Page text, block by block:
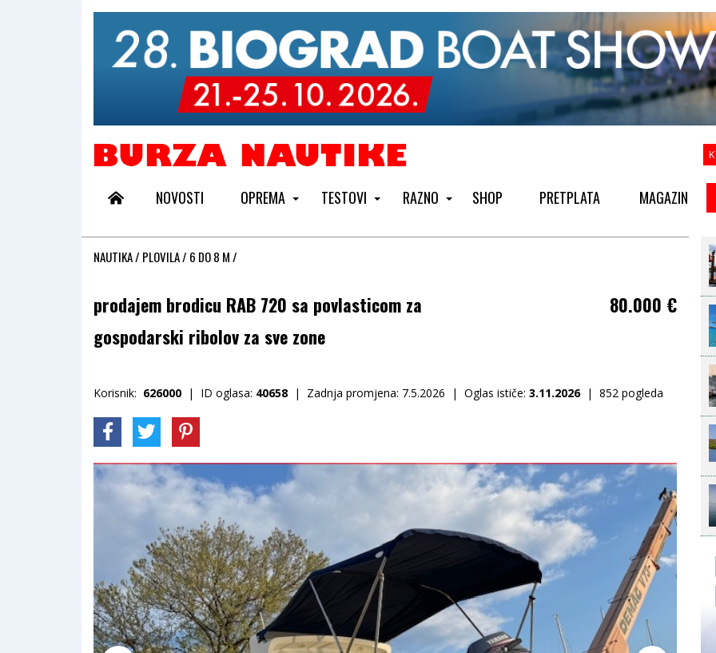
NOVOSTI OPREMA TESTOVI RAZNO SHOP PRETPLATA MAGAZIN
NAUTIKA/ PLOVILA/ 6 DO 8 M/
prodajem brodicu RAB 720 sa povlasticom za
gospodarski ribolov za sve zone
80.000 €
Korisnik: 626000 | ID oglasa: 40658 | Zadnja promjena: 7.5.2026 | Oglas ističe: 3.11.2026| 852 pogleda